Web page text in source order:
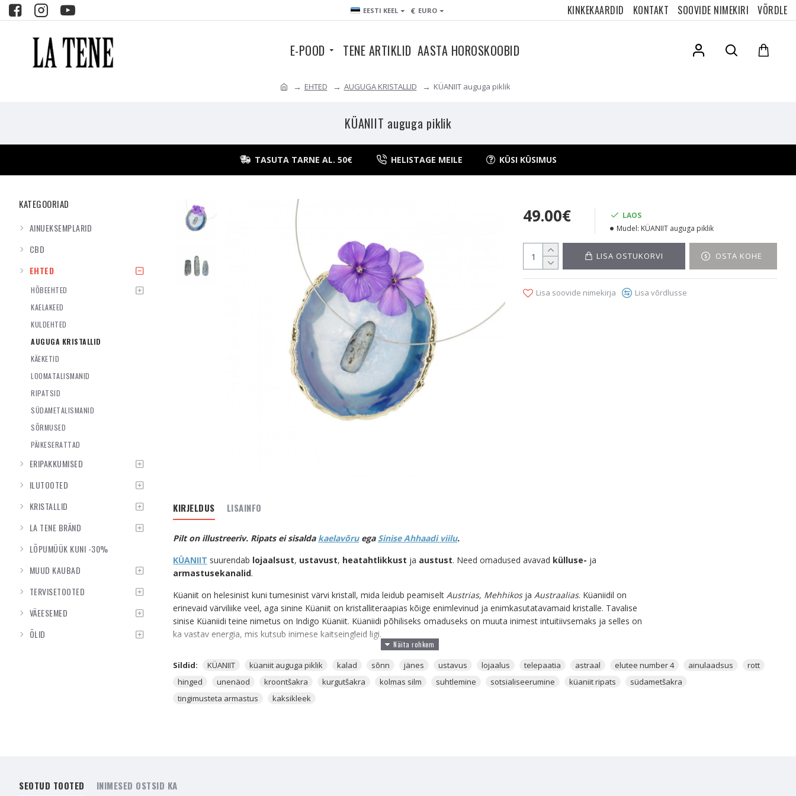
EESTI KEEL € EURO KINKEKAARDID KONTAKT SOOVIDE NIMEKIRI VÕRDLE
E-POOD TENE ARTIKLID AASTA HOROSKOOBID
EHTED AUGUGA KRISTALLID KÜANIIT auguga piklik
KÜANIIT auguga piklik
TASUTA TARNE AL. 50€ HELISTAGE MEILE KÜSI KÜSIMUS
KATEGOORIAD
AINUEKSEMPLARID
CBD
EHTED
HÕBEEHTED
KAELAKEED
KULDEHTED
AUGUGA KRISTALLID
KÄEKETID
LOOMATALISMANID
RIPATSID
SÜDAMETALISMANID
SÕRMUSED
PÄIKESERATTAD
ERIPAKKUMISED
ILUTOOTED
KRISTALLID
LA TENE BRÄND
LÕPUMÜÜK KUNI -30%
MUUD KAUBAD
TERVISETOOTED
VÄEESEMED
ÕLID
49.00€
LAOS
Mudel: KÜANIIT auguga piklik
LISA OSTUKORVI OSTA KOHE
Lisa soovide nimekirja Lisa võrdlusse
KIRJELDUS LISAINFO
Pilt on illustreeriv. Ripats ei sisalda kaelavõruega Sinise Ahhaadi viilu.
KÜANIIT suurendab lojaalsust, ustavust, heatahtlikkust ja austust. Need omadused avavad külluse- ja
armastusekanalid.
Küaniit on helesinist kuni tumesinist värvi kristall, mida leidub peamiselt Austrias, Mehhikosja Austraalias. Küaniidil on
erinevaid värviliike veel, aga sinine Küaniit on kristalliteraapias kõige enimlevinud ja enimkasutatavamaid kristalle. Tavalise
sinise Küaniidi teine nimetus on Indigo Küaniit. Küaniidi põhiliseks omaduseks on muuta inimest intuitiivsemaks ja selles on
ka vastav energia, mis kutsub inimese kaitseingleid ligi.
Küaniit on spirituaalse tee ja värava looja. See on kristall, millel on oskus luua sulle teekond selleni, millest sa unistad ja mis
on senimaani sulle kättesaamatu olnud. Seda kantakse ja kasutatakse hingedevaheliseks suhtlemiseks. Küaniit loob näiteks
ka oskuse minna astraalrännakusse ja kogeda seni kogenematut.
spirituaalsete omadustega kristall, mis avab sind eelmiste elude mäletamiseks ja hingede nägemiseks.
Sildid: KÜANIIT küaniit auguga piklik kalad sõnn jänes ustavus lojaalus telepaatia astraal elutee number 4 ainulaadsus
rott
hinged
unenäod kroontšakra kurgutšakra kolmas silm suhtlemine sotsialiseerumine küaniit ripats
südametšakra
tingimusteta armastus
kaksikleek
SEOTUD TOOTED INIMESED OSTSID KA